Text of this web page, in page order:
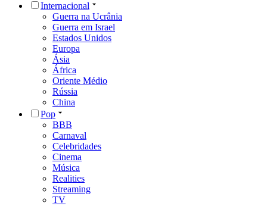
Internacional
Guerra na Ucrânia
Guerra em Israel
Estados Unidos
Europa
Ásia
África
Oriente Médio
Rússia
China
Pop
BBB
Carnaval
Celebridades
Cinema
Música
Realities
Streaming
TV